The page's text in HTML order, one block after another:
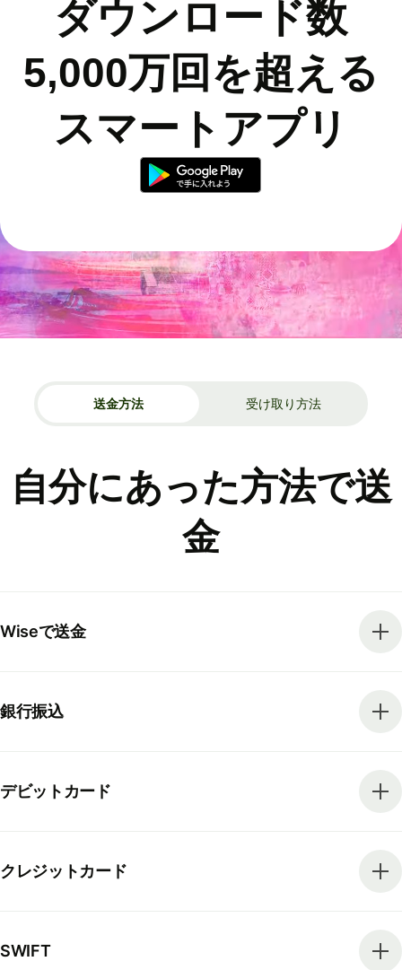
ダウンロード数
5,000万回を超える
スマートアプリ
送金方法 受け取り方法
自分にあった方法で送
金
Wiseで送金
銀行振込
デビットカード
クレジットカード
SWIFT